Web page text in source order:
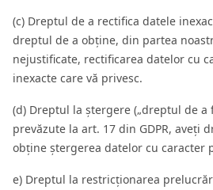
(c) Dreptul de a rectifica datele
dreptul de a obține, din partea
nejustificate, rectificarea datelor cu
inexacte care vă privesc.
(d) Dreptul la ștergere („dreptul de
prevăzute la art. 17 din GDPR, aveți
obține ștergerea datelor cu caracter
e) Dreptul la restricționarea